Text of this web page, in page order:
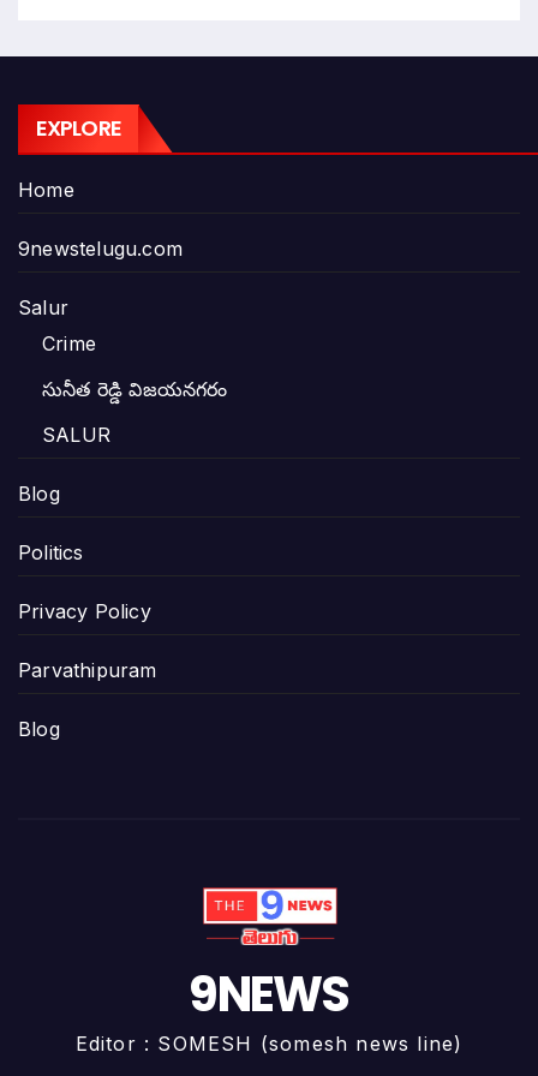
EXPLORE
Home
9newstelugu.com
Salur
Crime
సునీత రెడ్డి విజయనగరం
SALUR
Blog
Politics
Privacy Policy
Parvathipuram
Blog
9NEWS
Editor : SOMESH (somesh news line)